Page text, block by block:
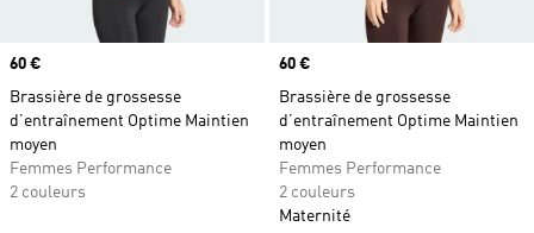
Prix
60 €
Brassière de grossesse
d’entraînement Optime Maintien
moyen
Femmes Performance
2 couleurs
Prix
60 €
Brassière de grossesse
d’entraînement Optime Maintien
moyen
Femmes Performance
2 couleurs
Maternité